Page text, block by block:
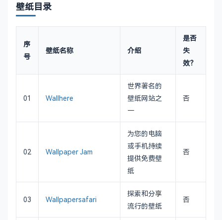
壁纸目录
序
号
壁纸名称 介绍
是否
失
效？
01 Wallhere
世界著名的
壁纸网站之
一
否
02 Wallpaper Jam
为您的电脑
或手机持续
提供免费壁
纸
否
03 Wallpapersafari
探索和分享
流行的壁纸
否